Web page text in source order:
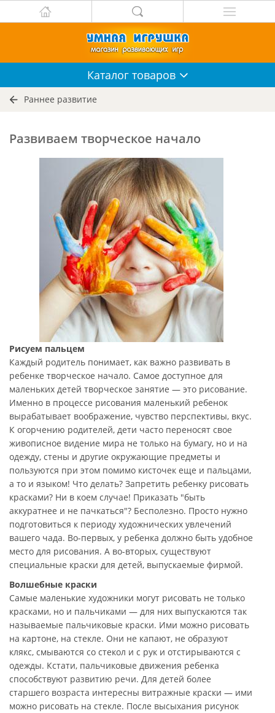
Каталог товаров
Раннее развитие
Развиваем творческое начало
Рисуем пальцем
Каждый родитель понимает, как важно развивать в
ребенке творческое начало. Самое доступное для
маленьких детей творческое занятие — это рисование.
Именно в процессе рисования маленький ребенок
вырабатывает воображение, чувство перспективы, вкус.
К огорчению родителей, дети часто переносят свое
живописное видение мира не только на бумагу, но и на
одежду, стены и другие окружающие предметы и
пользуются при этом помимо кисточек еще и пальцами,
а то и языком! Что делать? Запретить ребенку рисовать
красками? Ни в коем случае! Приказать "быть
аккуратнее и не пачкаться"? Бесполезно. Просто нужно
подготовиться к периоду художнических увлечений
вашего чада. Во-первых, у ребенка должно быть удобное
место для рисования. А во-вторых, существуют
специальные краски для детей, выпускаемые фирмой.
Волшебные краски
Самые маленькие художники могут рисовать не только
красками, но и пальчиками — для них выпускаются так
называемые пальчиковые краски. Ими можно рисовать
на картоне, на стекле. Они не капают, не образуют
клякс, смываются со стекол и с рук и отстирываются с
одежды. Кстати, пальчиковые движения ребенка
способствуют развитию речи. Для детей более
старшего возраста интересны витражные краски — ими
можно рисовать на стекле. После высыхания рисунок